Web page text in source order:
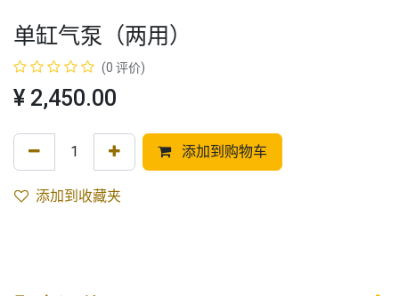
单缸气泵（两用）
(0 评价)
¥ 2,450.00
添加到购物车
添加到收藏夹